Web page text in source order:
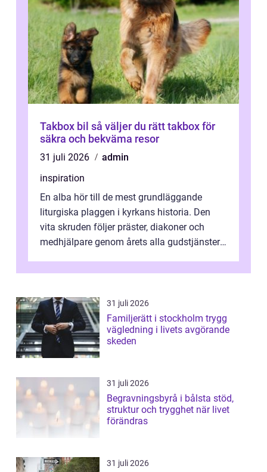
Takbox bil så väljer du rätt takbox för
säkra och bekväma resor
31 juli 2026
admin
inspiration
En alba hör till de mest grundläggande
liturgiska plaggen i kyrkans historia. Den
vita skruden följer präster, diakoner och
medhjälpare genom årets alla gudstjänster,
31 juli 2026
Familjerätt i stockholm trygg
vägledning i livets avgörande
skeden
31 juli 2026
Begravningsbyrå i bålsta stöd,
struktur och trygghet när livet
förändras
31 juli 2026